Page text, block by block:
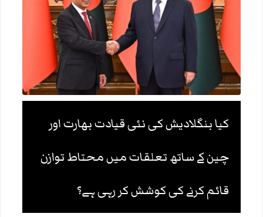
کیا بنگلادیش کی نئی قیادت بھارت اور
چین کے ساتھ تعلقات میں محتاط توازن
قائم کرنے کی کوشش کر رہی ہے؟